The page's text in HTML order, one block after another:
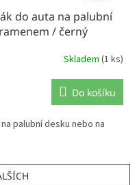
do auta na palubní
/ černý
Skladem (1 ks)
Do košíku
palubní desku nebo na